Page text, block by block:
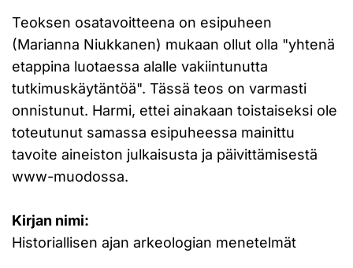
Teoksen osatavoitteena on esipuheen
(Marianna Niukkanen) mukaan ollut olla "yhtenä
etappina luotaessa alalle vakiintunutta
tutkimuskäytäntöä". Tässä teos on varmasti
onnistunut. Harmi, ettei ainakaan toistaiseksi ole
toteutunut samassa esipuheessa mainittu
tavoite aineiston julkaisusta ja päivittämisestä
www-muodossa.
Kirjan nimi:
Historiallisen ajan arkeologian menetelmät